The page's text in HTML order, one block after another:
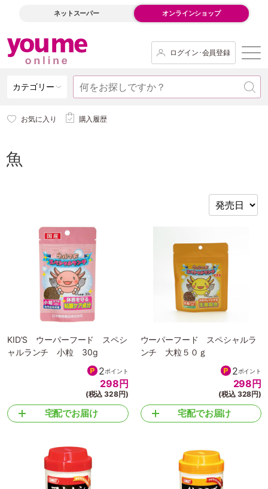
ネットスーパー オンラインショップ
ログイン･会員登録
カテゴリー
お気に入り 購入履歴
魚
KID’S ウーパーフード スペシ
ャルランチ 小粒 30g
2ポイント
298 円
(税込 328円)
宅配でお届け
ウーパーフード スペシャルラ
ンチ 大粒５０ｇ
2ポイント
298 円
(税込 328円)
宅配でお届け